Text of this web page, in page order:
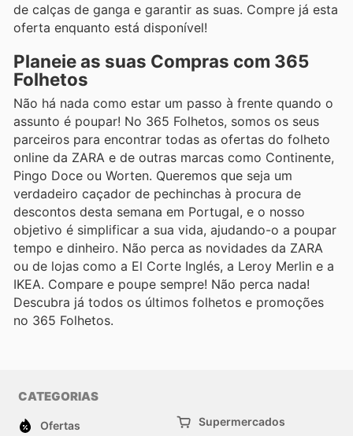
de calças de ganga e garantir as suas. Compre já esta
oferta enquanto está disponível!
Planeie as suas Compras com 365
Folhetos
Não há nada como estar um passo à frente quando o
assunto é poupar! No 365 Folhetos, somos os seus
parceiros para encontrar todas as ofertas do folheto
online da ZARA e de outras marcas como Continente,
Pingo Doce ou Worten. Queremos que seja um
verdadeiro caçador de pechinchas à procura de
descontos desta semana em Portugal, e o nosso
objetivo é simplificar a sua vida, ajudando-o a poupar
tempo e dinheiro. Não perca as novidades da ZARA
ou de lojas como a El Corte Inglés, a Leroy Merlin e a
IKEA. Compare e poupe sempre! Não perca nada!
Descubra já todos os últimos folhetos e promoções
no 365 Folhetos.
CATEGORIAS
Ofertas
Supermercados